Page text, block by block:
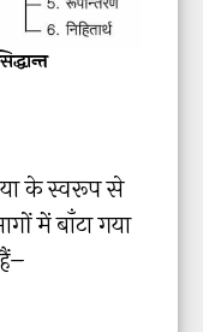
के स्वरूप से
में बाँटा गया